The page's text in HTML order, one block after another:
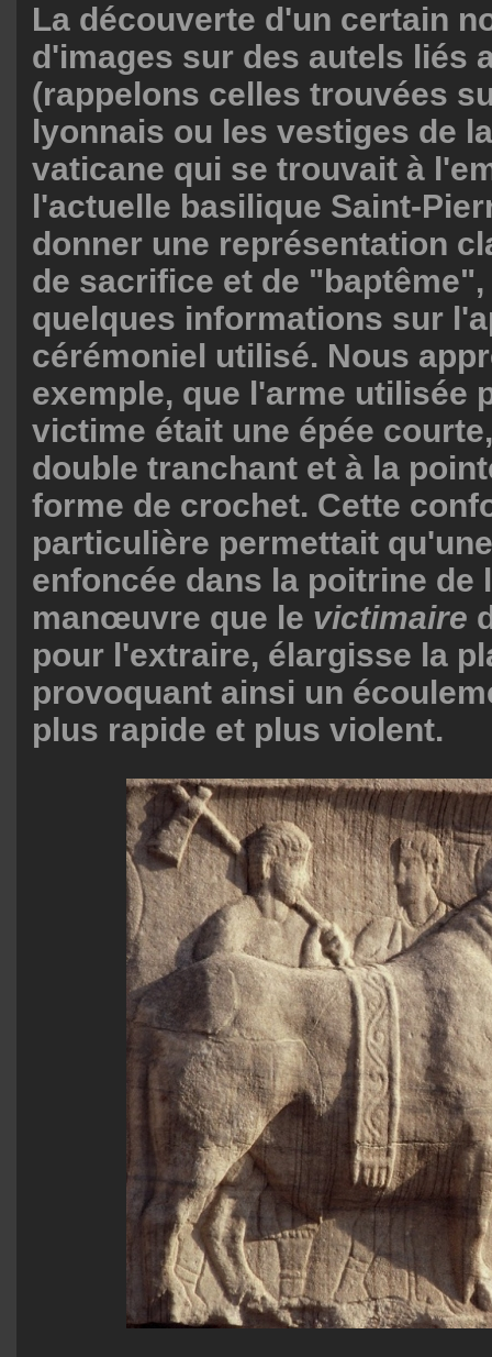
La découverte d'un certain
d'images sur des autels liés
(rappelons celles trouvées
lyonnais ou les vestiges de
vaticane qui se trouvait à
l'actuelle basilique Saint-
donner une représentation
de sacrifice et de
quelques informations sur
cérémoniel utilisé. Nous
exemple, que l'arme utilisée
victime était une épée
double tranchant et à la
forme de crochet. Cette
particulière permettait
enfoncée dans la poitrine de
manœuvre que le victimaire
pour l'extraire, élargisse la
provoquant ainsi un
plus rapide et plus violent.